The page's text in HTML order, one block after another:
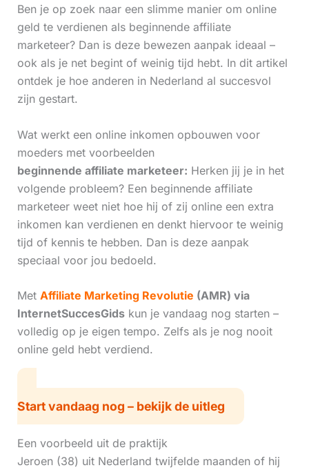
Ben je op zoek naar een slimme manier om online
geld te verdienen als beginnende affiliate
marketeer? Dan is deze bewezen aanpak ideaal –
ook als je net begint of weinig tijd hebt. In dit artikel
ontdek je hoe anderen in Nederland al succesvol
zijn gestart.
Wat werkt een online inkomen opbouwen voor
moeders met voorbeelden
beginnende affiliate marketeer: Herken jij je in het
volgende probleem? Een beginnende affiliate
marketeer weet niet hoe hij of zij online een extra
inkomen kan verdienen en denkt hiervoor te weinig
tijd of kennis te hebben. Dan is deze aanpak
speciaal voor jou bedoeld.
Met Affiliate Marketing Revolutie (AMR) via
InternetSuccesGidskun je vandaag nog starten –
volledig op je eigen tempo. Zelfs als je nog nooit
online geld hebt verdiend.
Start vandaag nog – bekijk de uitleg
Een voorbeeld uit de praktijk
Jeroen (38) uit Nederland twijfelde maanden of hij